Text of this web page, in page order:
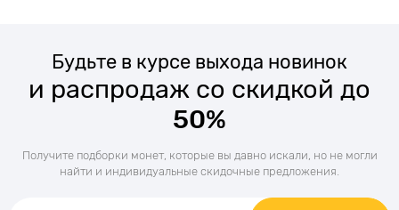
Будьте в курсе выхода новинок
и распродаж со скидкой до
50%
Получите подборки монет, которые вы давно искали, но не могли
найти и индивидуальные скидочные предложения.